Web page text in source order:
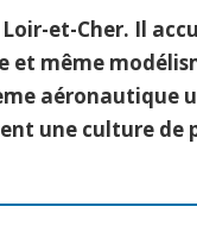
et-Cher. Il
et même
une culture de